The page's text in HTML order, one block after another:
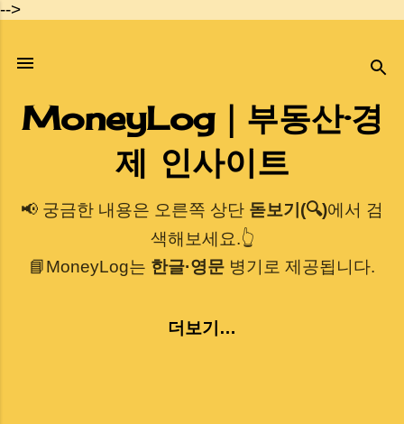
-->
기본 콘텐츠로 건너뛰기
MoneyLog｜부동산·경
제 인사이트
📢 궁금한 내용은 오른쪽 상단 돋보기(🔍)에서 검
색해보세요.👆
📘MoneyLog는 한글·영문 병기로 제공됩니다.
더보기…